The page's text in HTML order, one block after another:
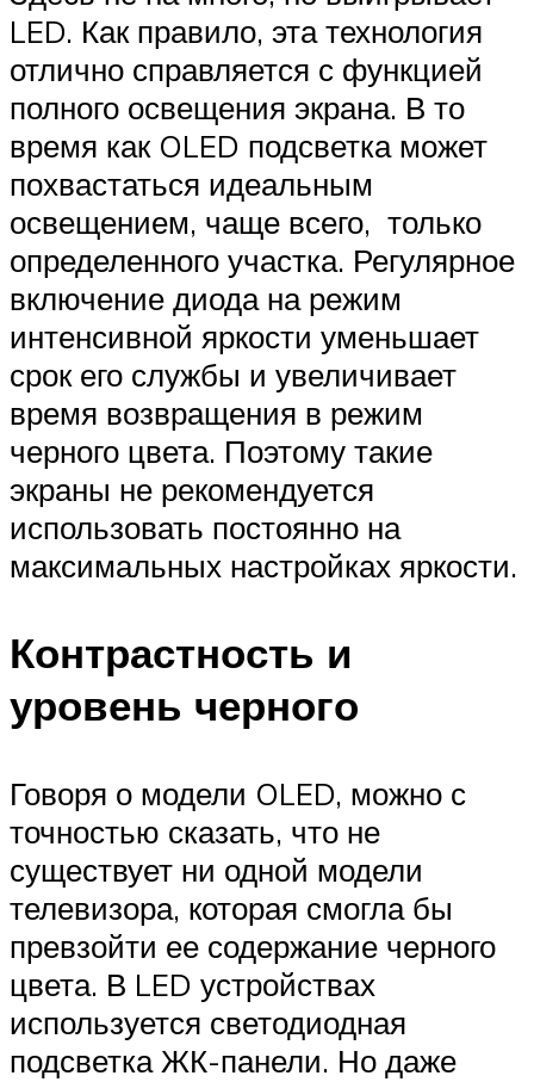
LED. Как правило, эта технология
отлично справляется с функцией
полного освещения экрана. В то
время как OLED подсветка может
похвастаться идеальным
освещением, чаще всего, только
определенного участка. Регулярное
включение диода на режим
интенсивной яркости уменьшает
срок его службы и увеличивает
время возвращения в режим
черного цвета. Поэтому такие
экраны не рекомендуется
использовать постоянно на
максимальных настройках яркости.
Контрастность и
уровень черного
Говоря о модели OLED, можно с
точностью сказать, что не
существует ни одной модели
телевизора, которая смогла бы
превзойти ее содержание черного
цвета. В LED устройствах
используется светодиодная
подсветка ЖК-панели. Но даже